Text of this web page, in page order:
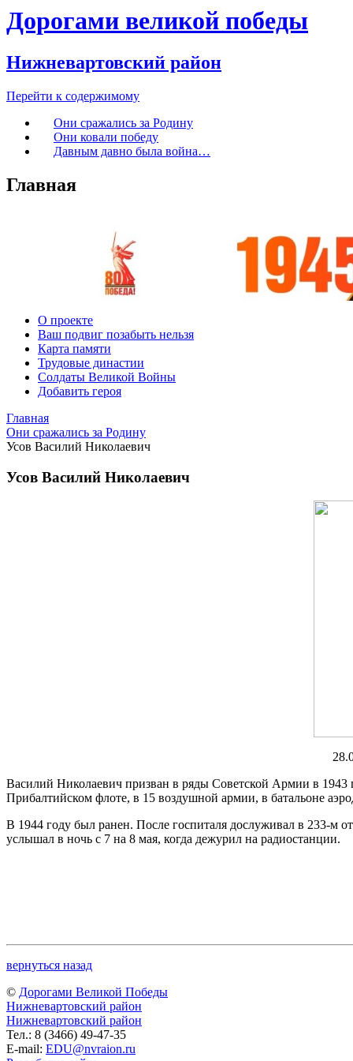
Дорогами великой победы
Нижневартовский район
Перейти к содержимому
Они сражались за Родину
Они ковали победу
Давным давно была война…
Главная
О проекте
Ваш подвиг позабыть нельзя
Карта памяти
Трудовые династии
Солдаты Великой Войны
Добавить героя
Главная
Они сражались за Родину
Усов Василий Николаевич
Усов Василий Николаевич
Василий Николаевич призван в ряды Советской Армии в
Прибалтийском флоте, в 15 воздушной армии, в батальоне
В 1944 году был ранен. После госпиталя дослуживал в 233-м
услышал в ночь с 7 на 8 мая, когда дежурил на радиостанции.
вернуться назад
© Дорогами Великой Победы
Нижневартовский район
Нижневартовский район
Тел.: 8 (3466) 49-47-35
E-mail: EDU@nvraion.ru